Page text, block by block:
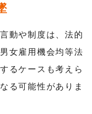
動や制度は、法的
女雇用機会均等法
るケースも考えら
る可能性がありま